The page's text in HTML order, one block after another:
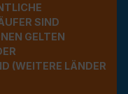
A
SIND A
GELTEN A
LÄNDER NU